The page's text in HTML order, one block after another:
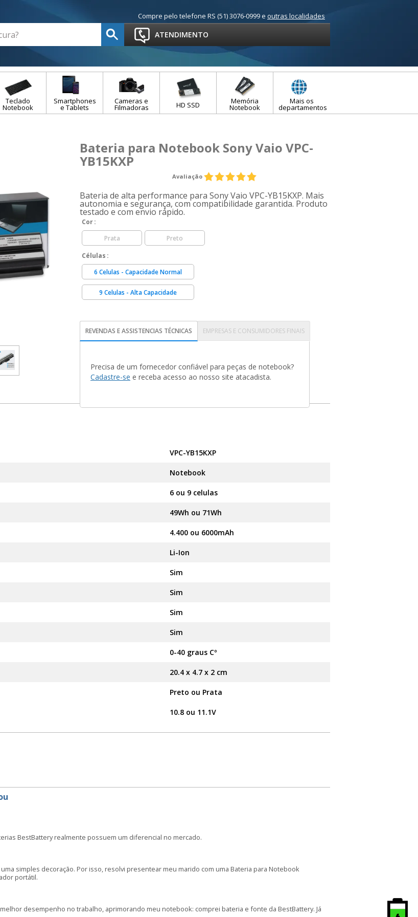
Compre pelo telefone RS (51) 3076-0999 e outras localidades
ATENDIMENTO
Teclado
Notebook
Smartphones
e Tablets
Cameras e
Filmadoras HD SSD Memória
Notebook
Mais os
departamentos
Bateria para Notebook Sony Vaio VPC-
YB15KXP
Avaliação
Bateria de alta performance para Sony Vaio VPC-YB15KXP. Mais
autonomia e segurança, com compatibilidade garantida. Produto
testado e com envio rápido.
Cor
Prata
Preto
Células
6 Celulas - Capacidade Normal
9 Celulas - Alta Capacidade
REVENDAS E ASSISTENCIAS TÉCNICAS
Precisa de um fornecedor confiável para peças de notebook?
Cadastre-se e receba acesso ao nosso site atacadista.
EMPRESAS E CONSUMIDORES FINAIS
VPC-YB15KXP
Notebook
6 ou 9 celulas
49Wh ou 71Wh
4.400 ou 6000mAh
Li-Ion
Sim
Sim
Sim
Sim
0-40 graus Cº
20.4 x 4.7 x 2 cm
Preto ou Prata
10.8 ou 11.1V
BestBattery realmente possuem um diferencial no mercado.
simples decoração. Por isso, resolvi presentear meu marido com uma Bateria para Notebook
portátil.
desempenho no trabalho, aprimorando meu notebook: comprei bateria e fonte da BestBattery. Já